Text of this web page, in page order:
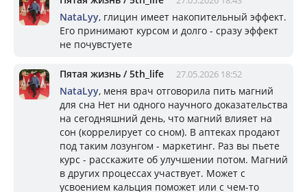
NataLyy, глицин имеет накопительный эффект.
Его принимают курсом и долго - сразу эффект
не почувстуете
Пятая жизнь / 5th_life 27.05.2026 18:52
NataLyy, меня врач отговорила пить магний
для сна Нет ни одного научного доказательства
на сегодняшний день, что магний влияет на
сон (коррелирует со сном). В аптеках продают
под таким лозунгом - маркетинг. Раз вы пьете
курс - расскажите об улучшении потом. Магний
в других процессах участвует. Может с
усвоением кальция поможет или с чем-то